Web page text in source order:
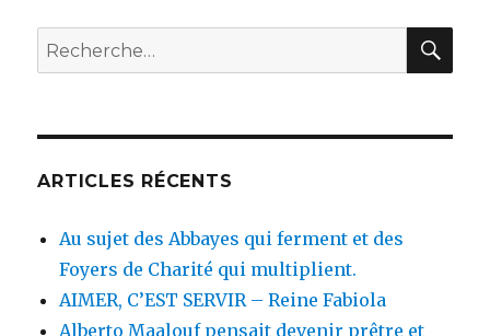
Recherche
pour
ARTICLES RÉCENTS
Au sujet des Abbayes qui ferment et des
Foyers de Charité qui multiplient.
AIMER, C’EST SERVIR – Reine Fabiola
Alberto Maalouf pensait devenir prêtre et